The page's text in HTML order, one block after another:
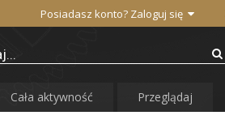
Posiadasz konto? Zaloguj się
Cała aktywność Przeglądaj